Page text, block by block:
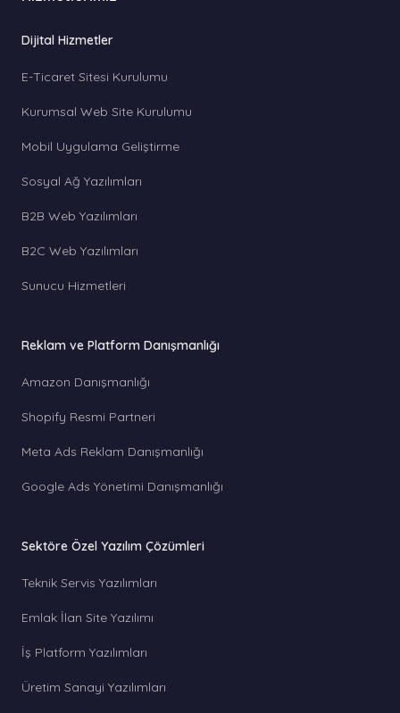
Dijital Hizmetler
E-Ticaret Sitesi Kurulumu
Kurumsal Web Site Kurulumu
Mobil Uygulama Geliştirme
Sosyal Ağ Yazılımları
B2B Web Yazılımları
B2C Web Yazılımları
Sunucu Hizmetleri
Reklam ve Platform Danışmanlığı
Amazon Danışmanlığı
Shopify Resmi Partneri
Meta Ads Reklam Danışmanlığı
Google Ads Yönetimi Danışmanlığı
Sektöre Özel Yazılım Çözümleri
Teknik Servis Yazılımları
Emlak İlan Site Yazılımı
İş Platform Yazılımları
Üretim Sanayi Yazılımları